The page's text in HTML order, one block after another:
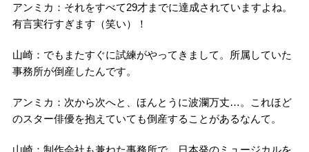
アンミカ：それをすべて29才までに達成されていますよね。
有言実行すぎます（笑い）！
山崎：でもまたすぐに試練がやってきまして。所属していた
事務所が倒産したんです。
アンミカ：次から次へと、ほんとうに波瀾万丈…。これほど
のスター俳優を抱えていても倒産することがあるなんて。
山崎：制作会社も兼ねた事務所で、日本発のミュージカルを